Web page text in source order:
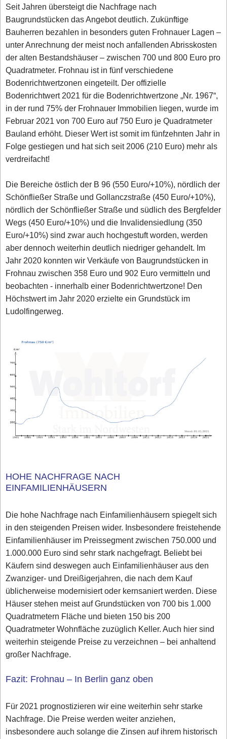
Seit Jahren übersteigt die Nachfrage nach
Baugrundstücken das Angebot deutlich. Zukünftige
Bauherren bezahlen in besonders guten Frohnauer Lagen –
unter Anrechnung der meist noch anfallenden Abrisskosten
der alten Bestandshäuser – zwischen 700 und 800 Euro pro
Quadratmeter. Frohnau ist in fünf verschiedene
Bodenrichtwertzonen eingeteilt. Der offizielle
Bodenrichtwert 2021 für die Bodenrichtwertzone „Nr. 1967“,
in der rund 75% der Frohnauer Immobilien liegen, wurde im
Februar 2021 von 700 Euro auf 750 Euro je Quadratmeter
Bauland erhöht. Dieser Wert ist somit im fünfzehnten Jahr in
Folge gestiegen und hat sich seit 2006 (210 Euro) mehr als
verdreifacht!
Die Bereiche östlich der B 96 (550 Euro/+10%), nördlich der
Schönfließer Straße und Gollanczstraße (450 Euro/+10%),
nördlich der Schönfließer Straße und südlich des Bergfelder
Wegs (450 Euro/+10%) und die Invalidensiedlung (350
Euro/+10%) sind zwar auch hochgestuft worden, werden
aber dennoch weiterhin deutlich niedriger gehandelt. Im
Jahr 2020 konnten wir Verkäufe von Baugrundstücken in
Frohnau zwischen 358 Euro und 902 Euro vermitteln und
beobachten - innerhalb einer Bodenrichtwertzone! Den
Höchstwert im Jahr 2020 erzielte ein Grundstück im
Ludolfingerweg.
HOHE NACHFRAGE NACH
EINFAMILIENHÄUSERN
Die hohe Nachfrage nach Einfamilienhäusern spiegelt sich
in den steigenden Preisen wider. Insbesondere freistehende
Einfamilienhäuser im Preissegment zwischen 750.000 und
1.000.000 Euro sind sehr stark nachgefragt. Beliebt bei
Käufern sind deswegen auch Einfamilienhäuser aus den
Zwanziger- und Dreißigerjahren, die nach dem Kauf
üblicherweise modernisiert oder kernsaniert werden. Diese
Häuser stehen meist auf Grundstücken von 700 bis 1.000
Quadratmetern Fläche und bieten 150 bis 200
Quadratmeter Wohnfläche zuzüglich Keller. Auch hier sind
weiterhin steigende Preise zu verzeichnen – bei anhaltend
großer Nachfrage.
Fazit: Frohnau – In Berlin ganz oben
Für 2021 prognostizieren wir eine weiterhin sehr starke
Nachfrage. Die Preise werden weiter anziehen,
insbesondere auch solange die Zinsen auf ihrem historisch